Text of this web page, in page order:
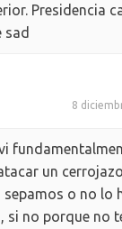
Presidencia
sad
8
un
sepamos o no lo
si no porque no